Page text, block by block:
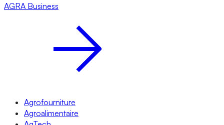
AGRA Business
Agrofourniture
Agroalimentaire